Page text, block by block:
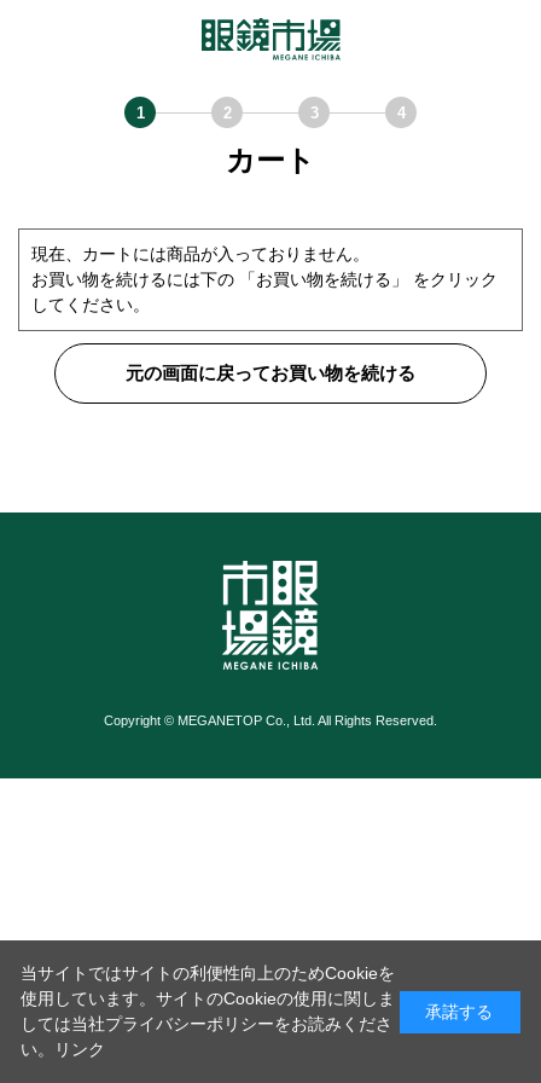
カート
現在、カートには商品が入っておりません。
お買い物を続けるには下の 「お買い物を続ける」 をクリック
してください。
元の画面に戻ってお買い物を続ける
Copyright © MEGANETOP Co., Ltd. All Rights Reserved.
当サイトではサイトの利便性向上のためCookieを
使用しています。サイトのCookieの使用に関しま
しては当社プライバシーポリシーをお読みくださ
い。
リンク
承諾する